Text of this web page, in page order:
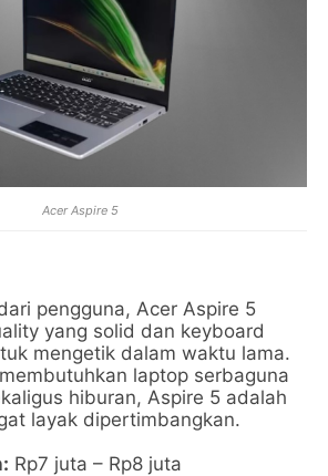
Acer Aspire 5
pengguna, Acer Aspire 5
yang solid dan keyboard
mengetik dalam waktu lama.
laptop serbaguna
hiburan, Aspire 5 adalah
layak dipertimbangkan.
Rp7 juta – Rp8 juta